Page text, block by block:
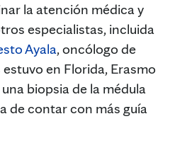
la atención médica y
especialistas, incluida
Ayala, oncólogo de
en Florida, Erasmo
biopsia de la médula
de contar con más guía